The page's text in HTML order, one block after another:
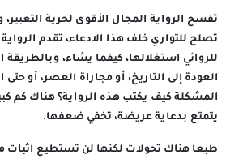
تفسح الرواية المجال الأقوى لحرية
تصلح للتواري خلف هذا الادعاء، تقدم
للروائي استغلالها، كيفما يشاء، وبالطريقة
العودة إلى التاريخ، أو مجاراة العصر، أو
المشكلة كيف يكتب هذه الرواية؟ هناك كم
يتمتع بدعاية عريضة، تخفي ضعفها.
طبعا هناك تحولات لكنها لن تستطيع اثبات